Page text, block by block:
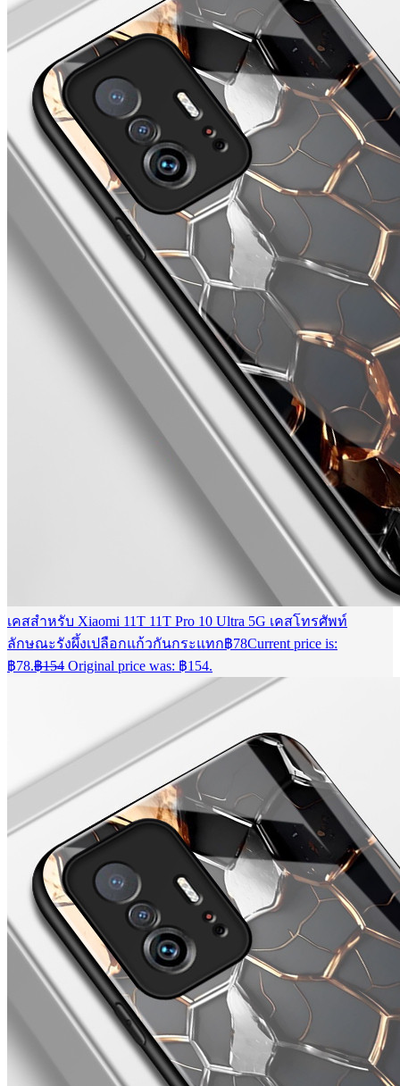
เคสสำหรับ Xiaomi 11T 11T Pro 10 Ultra 5G เคสโทรศัพท์
ลักษณะรังผึ้งเปลือกแก้วกันกระแทก฿78Current price is:
฿78.฿154 Original price was: ฿154.